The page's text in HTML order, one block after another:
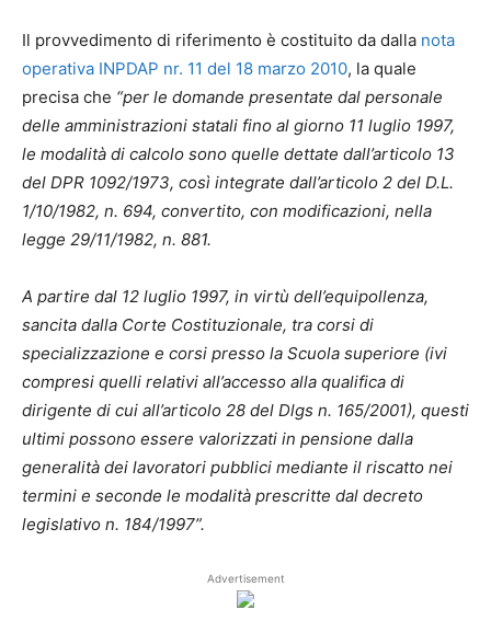
Il provvedimento di riferimento è costituito da dalla nota
operativa INPDAP nr. 11 del 18 marzo 2010, la quale
precisa che “per le domande presentate dal personale
delle amministrazioni statali fino al giorno 11 luglio 1997,
le modalità di calcolo sono quelle dettate dall’articolo 13
del DPR 1092/1973, così integrate dall’articolo 2 del D.L.
1/10/1982, n. 694, convertito, con modificazioni, nella
legge 29/11/1982, n. 881.
A partire dal 12 luglio 1997, in virtù dell’equipollenza,
sancita dalla Corte Costituzionale, tra corsi di
specializzazione e corsi presso la Scuola superiore (ivi
compresi quelli relativi all’accesso alla qualifica di
dirigente di cui all’articolo 28 del Dlgs n. 165/2001), questi
ultimi possono essere valorizzati in pensione dalla
generalità dei lavoratori pubblici mediante il riscatto nei
termini e seconde le modalità prescritte dal decreto
legislativo n. 184/1997”.
Advertisement